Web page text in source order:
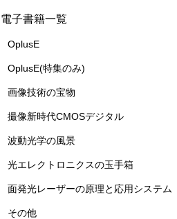
電子書籍一覧
OplusE
OplusE(特集のみ)
画像技術の宝物
撮像新時代CMOSデジタル
波動光学の風景
光エレクトロニクスの玉手箱
面発光レーザーの原理と応用システム
その他